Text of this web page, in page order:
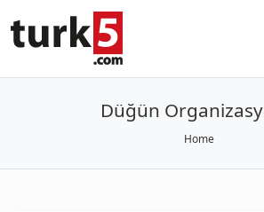
Düğün
Home